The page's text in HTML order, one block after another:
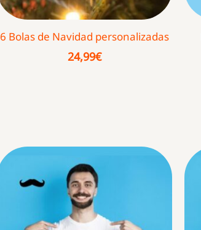
6 Bolas de Navidad personalizadas
24,99€